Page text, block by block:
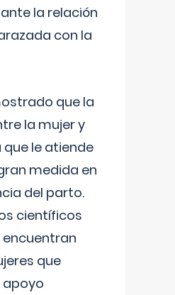
la relación
con la
que la
la mujer y
que le atiende
medida en
del parto.
científicos
que
apoyo